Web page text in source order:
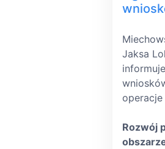
Jaksa
operacje
Rozwój